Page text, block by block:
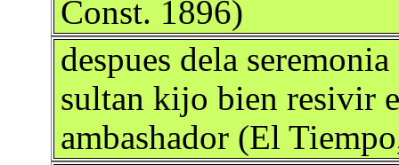
Const. 1896)
despues dela
sultan kijo bien resivir
ambashador (El